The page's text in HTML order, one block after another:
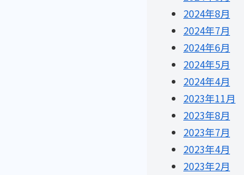
2024年8月
2024年7月
2024年6月
2024年5月
2024年4月
2023年11月
2023年8月
2023年7月
2023年4月
2023年2月